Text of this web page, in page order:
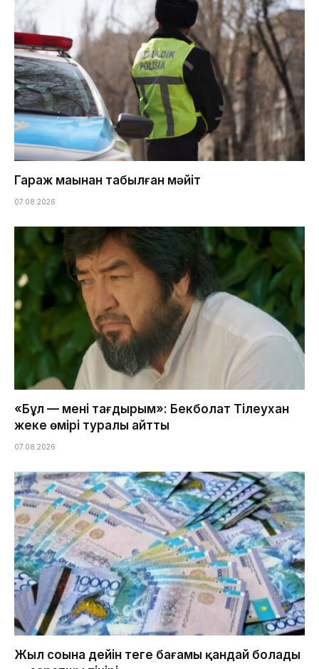
Гараж маңынан табылған мәйіт
07.08.2026
«Бұл — менің тағдырым»: Бекболат Тілеухан
жеке өмірі туралы айтты
07.08.2026
Жыл соңына дейін теңге бағамы қандай болады